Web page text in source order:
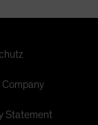
Statement